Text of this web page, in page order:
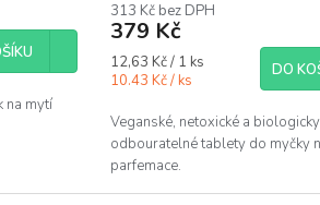
na mytí
313 Kč bez DPH
379 Kč
Měrná
cena:
12,63 Kč / 1 ks
10.43 Kč / ks
DO
Veganské, netoxické a biologicky
odbouratelné tablety do myčky
parfemace.